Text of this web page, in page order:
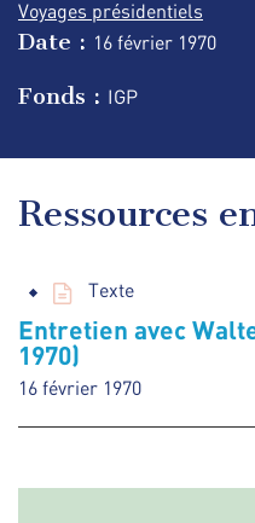
Voyages présidentiels
Date : 16 février 1970
Fonds : IGP
Ressources
Texte
Entretien avec
1970)
16 février 1970